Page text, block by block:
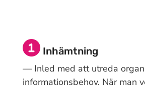
Inhämtning
— Inled med att utreda
informationsbehov. När man